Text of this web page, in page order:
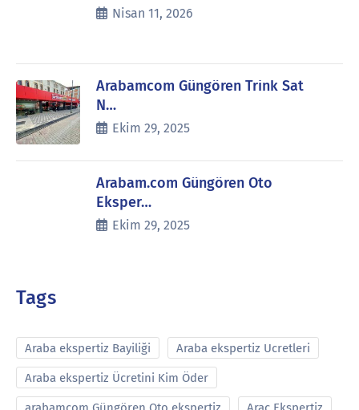
Nisan 11, 2026
Arabamcom Güngören Trink Sat
N…
Ekim 29, 2025
Arabam.com Güngören Oto
Eksper…
Ekim 29, 2025
Tags
Araba ekspertiz Bayiliği Araba ekspertiz Ucretleri
Araba ekspertiz Ücretini Kim Öder